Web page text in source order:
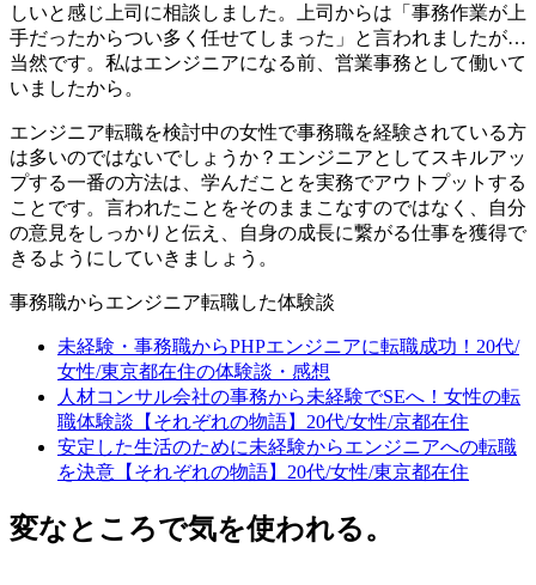
しいと感じ上司に相談しました。上司からは「事務作業が上
手だったからつい多く任せてしまった」と言われましたが…
当然です。私はエンジニアになる前、営業事務として働いて
いましたから。
エンジニア転職を検討中の女性で事務職を経験されている方
は多いのではないでしょうか？ エンジニアとしてスキルアッ
プする一番の方法は、学んだことを実務でアウトプットする
ことです。言われたことをそのままこなすのではなく、自分
の意見をしっかりと伝え、自身の成長に繋がる仕事を獲得で
きるようにしていきましょう。
事務職からエンジニア転職した体験談
未経験・事務職からPHPエンジニアに転職成功！20代/
女性/東京都在住の体験談・感想
人材コンサル会社の事務から未経験でSEへ！女性の転
職体験談【それぞれの物語】20代/女性/京都在住
安定した生活のために未経験からエンジニアへの転職
を決意【それぞれの物語】20代/女性/東京都在住
変なところで気を使われる。